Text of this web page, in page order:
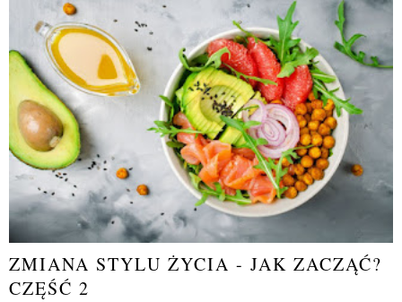
ZMIANA STYLU ŻYCIA - JAK ZACZĄĆ?
CZĘŚĆ 2